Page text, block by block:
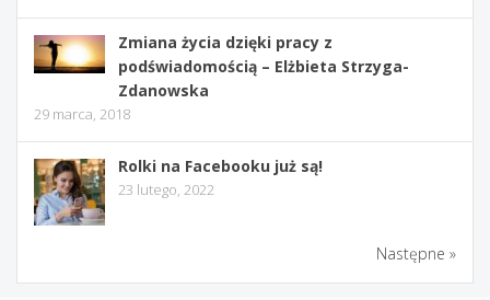
Zmiana życia dzięki pracy z
podświadomością – Elżbieta Strzyga-
Zdanowska
29 marca, 2018
Rolki na Facebooku już są!
23 lutego, 2022
Następne »